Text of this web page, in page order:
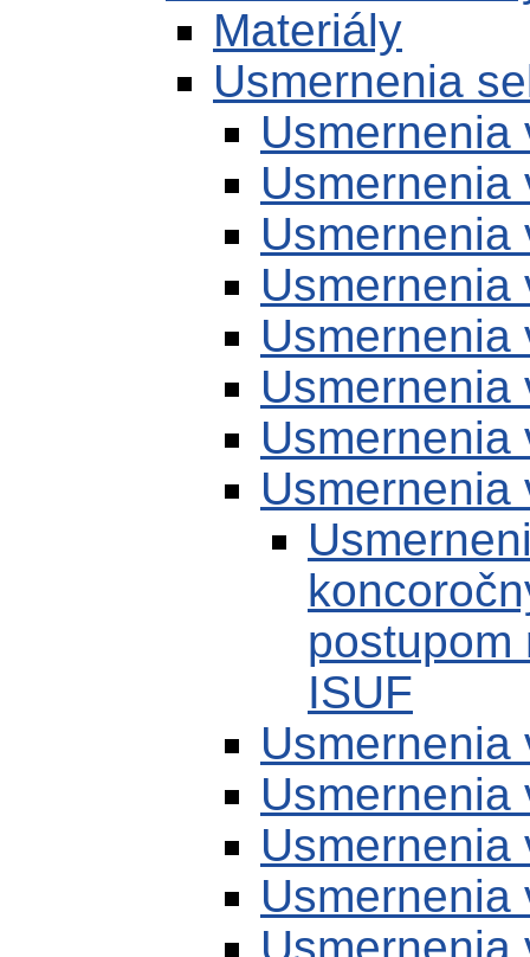
Materiály
Usmernenia
Usmernenia
Usmernenia
Usmernenia
Usmernenia
Usmernenia
Usmernenia
Usmernenia
Usmernenia
ISUF
Usmernenia
Usmernenia
Usmernenia
Usmernenia